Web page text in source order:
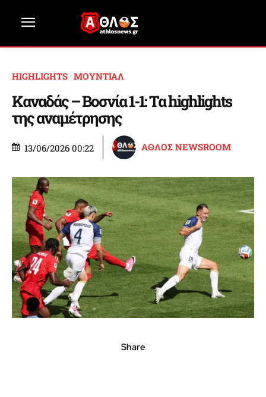
HIGHLIGHTS ΜΟΥΝΤΙΑΛ
Καναδάς – Βοσνία 1-1: Τα highlights
της αναμέτρησης
13/06/2026 00:22 ΑΘΛΟΣ NEWSROOM
Share